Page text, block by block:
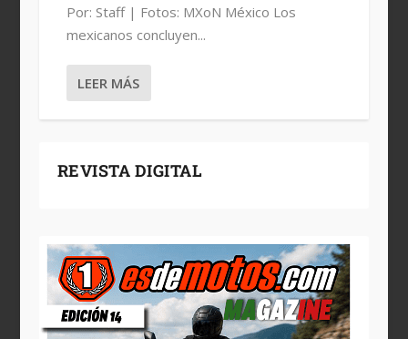
Por: Staff | Fotos: MXoN México Los
mexicanos concluyen...
LEER MÁS
REVISTA DIGITAL